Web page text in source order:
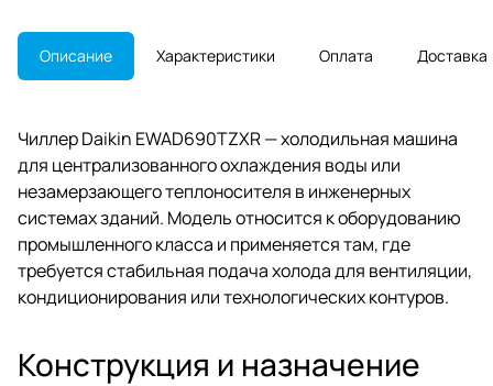
технологическими контурами.
Описание Характеристики Оплата Доставка
Чиллер Daikin EWAD690TZXR — холодильная машина
для централизованного охлаждения воды или
незамерзающего теплоносителя в инженерных
системах зданий. Модель относится к оборудованию
промышленного класса и применяется там, где
требуется стабильная подача холода для вентиляции,
кондиционирования или технологических контуров.
Конструкция и назначение